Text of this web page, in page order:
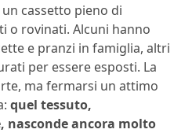
cassetto pieno di
o rovinati. Alcuni hanno
e pranzi in famiglia, altri
per essere esposti. La
ma fermarsi un attimo
quel tessuto,
ancora molto